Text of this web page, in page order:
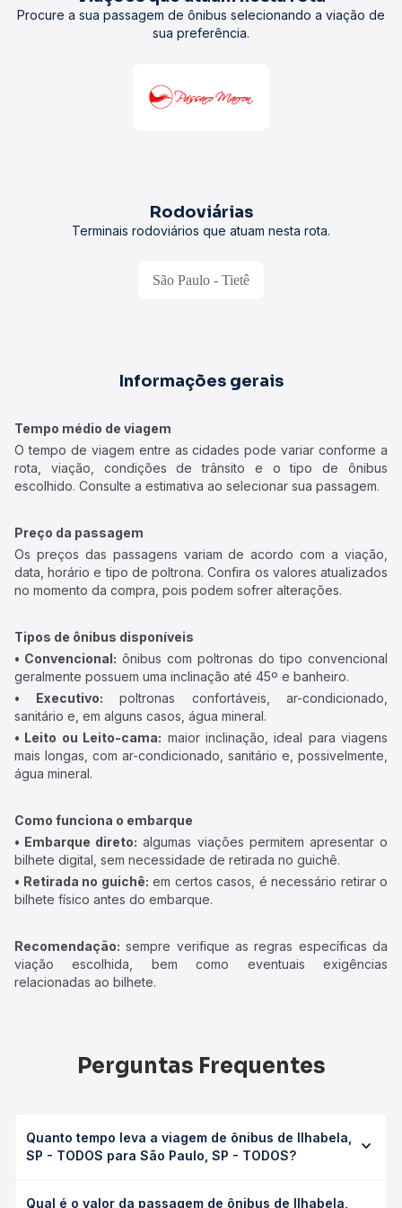
Procure a sua passagem de ônibus selecionando a viação de
sua preferência.
Rodoviárias
Terminais rodoviários que atuam nesta rota.
São Paulo - Tietê
Informações gerais
Tempo médio de viagem
O tempo de viagem entre as cidades pode variar conforme a
rota, viação, condições de trânsito e o tipo de ônibus
escolhido. Consulte a estimativa ao selecionar sua passagem.
Preço da passagem
Os preços das passagens variam de acordo com a viação,
data, horário e tipo de poltrona. Confira os valores atualizados
no momento da compra, pois podem sofrer alterações.
Tipos de ônibus disponíveis
• Convencional: ônibus com poltronas do tipo convencional
geralmente possuem uma inclinação até 45º e banheiro.
• Executivo: poltronas confortáveis, ar-condicionado,
sanitário e, em alguns casos, água mineral.
• Leito ou Leito-cama: maior inclinação, ideal para viagens
mais longas, com ar-condicionado, sanitário e, possivelmente,
água mineral.
Como funciona o embarque
• Embarque direto: algumas viações permitem apresentar o
bilhete digital, sem necessidade de retirada no guichê.
• Retirada no guichê: em certos casos, é necessário retirar o
bilhete físico antes do embarque.
Recomendação: sempre verifique as regras específicas da
viação escolhida, bem como eventuais exigências
relacionadas ao bilhete.
Perguntas Frequentes
Quanto tempo leva a viagem de ônibus de Ilhabela,
SP - TODOS para São Paulo, SP - TODOS?
Qual é o valor da passagem de ônibus de Ilhabela,